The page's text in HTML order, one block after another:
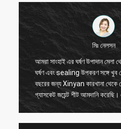
মিঃ নেলসন
আমরা সাংহাই এর ঘর্ষণ উপাদান মেলা
ঘর্ষণ এবং sealing উপকরণ সঙ্গে খুব
বছরের জন্য Xinyan কারখানা থেকে
গ্যাসকেট জয়েন্ট শীট আমদানি
আনন্দদায়ক সহযোগিতা সব সময়.